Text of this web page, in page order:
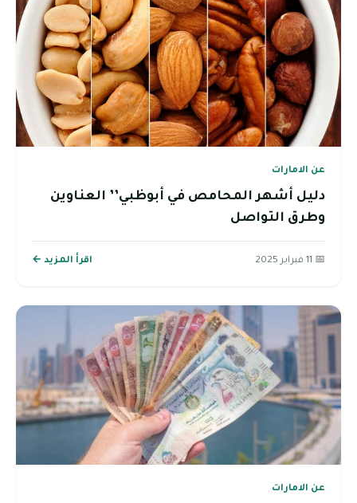
عن الامارات
دليل أشهر المحامص في أبوظبي’’ العناوين
وطرق التواصل
📅 11 فبراير 2025 اقرأ المزيد ←
عن الامارات